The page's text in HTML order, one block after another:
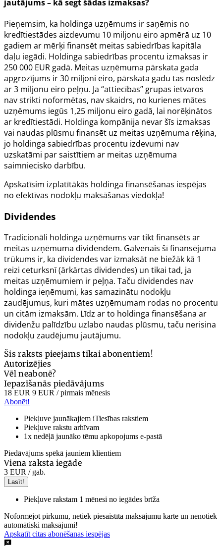
jautājums – kā segt šādas izmaksas?
Pieņemsim, ka holdinga uzņēmums ir saņēmis no
kredītiestādes aizdevumu 10 miljonu eiro apmērā uz 10
gadiem ar mērķi finansēt meitas sabiedrības kapitāla
daļu iegādi. Holdinga sabiedrības procentu izmaksas ir
250 000 EUR gadā. Meitas uzņēmuma pārskata gada
apgrozījums ir 30 miljoni eiro, pārskata gadu tas noslēdz
ar 3 miljonu eiro peļņu. Ja “attiecības” grupas ietvaros
nav strikti noformētas, nav skaidrs, no kurienes mātes
uzņēmums iegūs 1,25 miljonu eiro gadā, lai norēķinātos
ar kredītiestādi. Holdinga kompānija nevar šīs izmaksas
vai naudas plūsmu finansēt uz meitas uzņēmuma rēķina,
jo holdinga sabiedrības procentu izdevumi nav
uzskatāmi par saistītiem ar meitas uzņēmuma
saimniecisko darbību.
Apskatīsim izplatītākās holdinga finansēšanas iespējas
no efektīvas nodokļu maksāšanas viedokļa!
Dividendes
Tradicionāli holdinga uzņēmums var tikt finansēts ar
meitas uzņēmuma dividendēm. Galvenais šī finansējuma
trūkums ir, ka dividendes var izmaksāt ne biežāk kā 1
reizi ceturksnī (ārkārtas dividendes) un tikai tad, ja
meitas uzņēmumiem ir peļņa. Taču dividendes nav
holdinga ieņēmumi, kas samazinātu nodokļu
zaudējumus, kuri mātes uzņēmumam rodas no procentu
un citām izmaksām. Līdz ar to holdinga finansēšana ar
dividenžu palīdzību uzlabo naudas plūsmu, taču nerisina
nodokļu zaudējumu jautājumu.
Šis raksts pieejams tikai abonentiem!
Autorizējies
Vēl neabonē?
Iepazīšanās piedāvājums
18 EUR 9 EUR / pirmais mēnesis
Abonēt!
Piekļuve jaunākajiem iTiesības rakstiem
Piekļuve rakstu arhīvam
1x nedēļā jaunāko tēmu apkopojums e-pastā
Piedāvājums spēkā jauniem klientiem
Viena raksta iegāde
3 EUR / gab.
Lasīt!
Piekļuve rakstam 1 mēnesi no iegādes brīža
Noformējot pirkumu, netiek piesaistīta maksājumu karte un nenotiek
automātiski maksājumi!
Apskatīt citas abonēšanas iespējas